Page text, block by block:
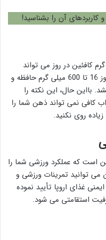
و کاربردهای آن را بشناسید!
یک دوز 75 میلی گرم کافئین در روز می تواند
توجه و هوشیاری شما را بالا ببرد و دوز 16 تا 600 میلی گرم حافظه و
بااین حال، این نکته را
کافی نمی تواند ذهن شما را
روی نکنید.
است که عملکرد ورزشی شما را
توانید تمرینات ورزشی و
غذای اروپا تأیید نموده
استقامتی می شود.